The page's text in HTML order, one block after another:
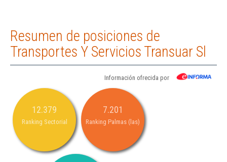
Resumen de posiciones de
Transportes Y Servicios Transuar Sl
Información ofrecida por
12.379
Ranking Sectorial
7.201
Ranking Palmas (las)